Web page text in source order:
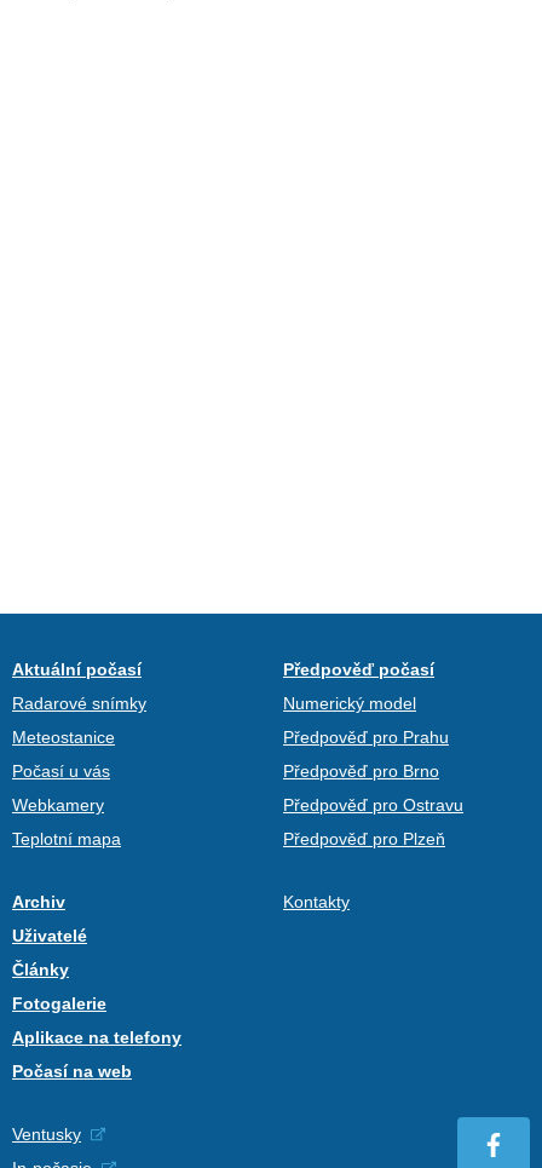
Aktuální počasí
Radarové snímky
Meteostanice
Počasí u vás
Webkamery
Teplotní mapa
Předpověď počasí
Numerický model
Předpověď pro Prahu
Předpověď pro Brno
Předpověď pro Ostravu
Předpověď pro Plzeň
Archiv
Uživatelé
Články
Fotogalerie
Aplikace na telefony
Počasí na web
Kontakty
Ventusky